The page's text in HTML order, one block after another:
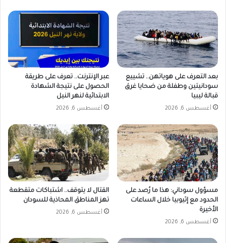
بعد التعرف على هوياتهن.. تشييع
سودانيتين وطفلة من ضحايا غرق
قبالة ليبيا
أغسطس 6, 2026
عبر الإنترنت.. تعرف على طريقة
الحصول على نتيجة الشهادة
الابتدائية لنهر النيل
أغسطس 6, 2026
مسؤول سوداني: هذا ما رُصد على
الحدود مع إثيوبيا خلال الساعات
الأخيرة
أغسطس 6, 2026
القتال لا يتوقف.. اشتباكات متقطعة
تهز المناطق المحاذية للسودان
أغسطس 6, 2026